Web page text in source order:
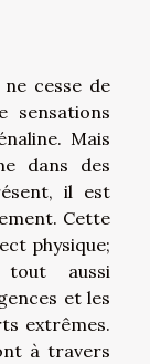
cesse de
sensations
Mais
dans des
il est
Cette
physique;
aussi
et les
extrêmes.
à travers